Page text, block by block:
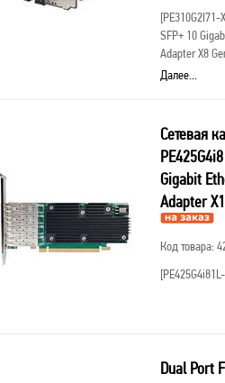
[PE310G2I71-
SFP+ 10
Adapter X8
X710-AM1,
Далее...
Сетевая
Gigabit
Adapter
Код товара:
Dual Port